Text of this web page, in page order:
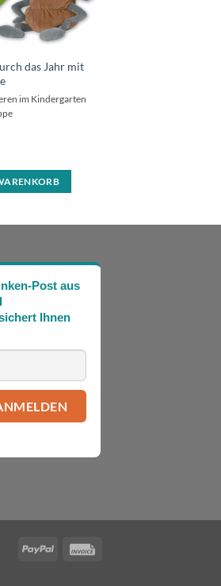
das Jahr mit
im Kindergarten
Post aus
Ihnen
PayPal